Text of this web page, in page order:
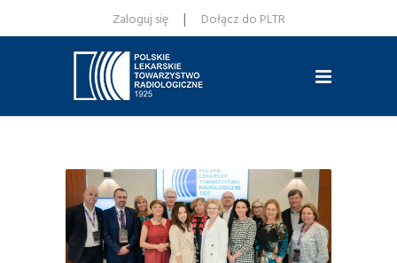
Zaloguj się | Dołącz do PLTR